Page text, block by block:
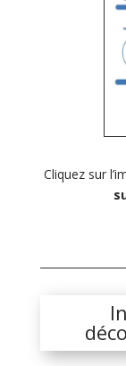
Cliquez sur